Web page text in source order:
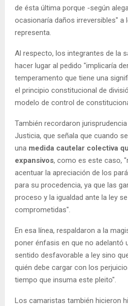
de ésta última porque -según
ocasionaría daños irreversibles" a
representa.
Al respecto, los integrantes de la
hacer lugar al pedido "implicaría
temperamento que tiene una
el principio constitucional de
modelo de control de
También recordaron
Justicia, que señala que cuando
una medida cautelar colectiva
expansivos, como es este caso,
acentuar la apreciación de los
para su procedencia, ya que las
proceso y la igualdad ante la ley
comprometidas".
En esa línea, respaldaron a la
poner énfasis en que no adelantó
sentido desfavorable a ley sino
quién debe cargar con los
tiempo que insuma este pleito".
Los camaristas también hicieron